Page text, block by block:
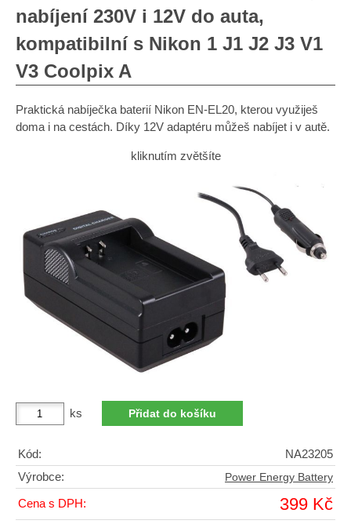
nabíjení 230V i 12V do auta,
kompatibilní s Nikon 1 J1 J2 J3 V1
V3 Coolpix A
Praktická nabíječka baterií Nikon EN-EL20, kterou využiješ
doma i na cestách. Díky 12V adaptéru můžeš nabíjet i v autě.
kliknutím zvětšíte
ks
Kód:
NA23205
Výrobce:
Power Energy Battery
Cena s DPH: 399 Kč